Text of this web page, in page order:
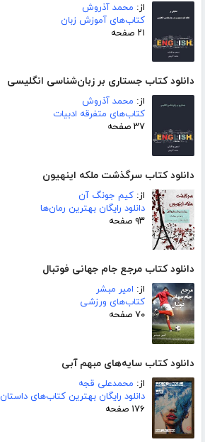
از: محمد آذروش
کتاب‌های آموزش زبان
۲۱ صفحه
دانلود کتاب جستاری بر زبان‌شناسی انگلیسی
از: محمد آذروش
کتاب‌های متفرقه ادبیات
۳۷ صفحه
دانلود کتاب سرگذشت ملکه اینهیون
از: کیم جونگ آن
دانلود رایگان بهترین رمان‌ها
۹۳ صفحه
دانلود کتاب مرجع جام جهانی فوتبال
از: امیر مبشر
کتاب‌های ورزشی
۷۰ صفحه
دانلود کتاب سایه‌های مبهم آبی
از: محمدعلی قجه
دانلود رایگان بهترین کتاب‌های داستان
۱۷۶ صفحه